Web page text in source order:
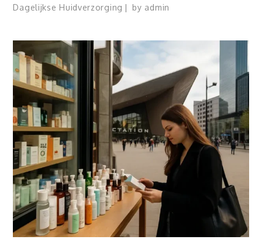
Dagelijkse Huidverzorging by admin